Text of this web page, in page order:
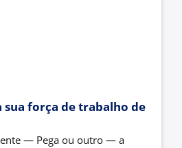
sua força de trabalho de
— Pega ou outro — a